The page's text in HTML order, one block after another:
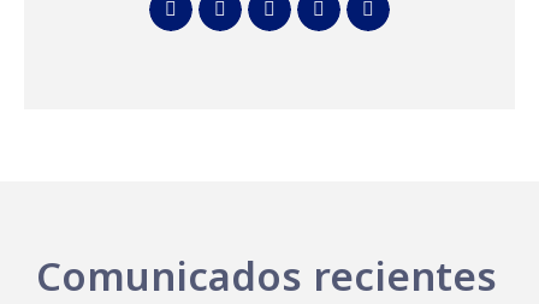
Comunicados recientes